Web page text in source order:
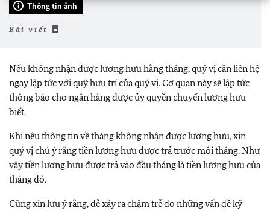
Thông tin ảnh
Bài viết
Nếu không nhận được lương hưu hằng tháng, quý vị cần liên hệ
ngay lập tức với quỹ hưu trí của quý vị. Cơ quan này sẽ lập tức
thông báo cho ngân hàng được ủy quyền chuyển lương hưu
biết.
Khi nêu thông tin về tháng không nhận được lương hưu, xin
quý vị chú ý rằng tiền lương hưu được trả trước mỗi tháng. Như
vậy tiền lương hưu được trả vào đầu tháng là tiền lương hưu của
tháng đó.
Cũng xin lưu ý rằng, dễ xảy ra chậm trễ do những vấn đề kỹ